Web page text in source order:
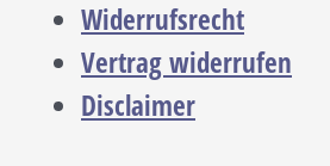
Widerrufsrecht
Vertrag widerrufen
Disclaimer